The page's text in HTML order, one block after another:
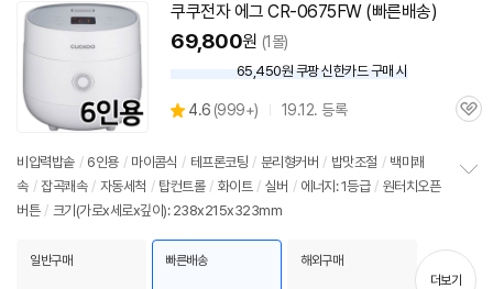
쿠쿠전자 에그 CR-0675FW (빠른배송)
69,800원 (1몰)
할
가
65,450원 쿠팡 신한카드 구매 시
별
4.6 (상
리
뷰
999+) 19.12. 등록
관
비압력밥솥 / 6인용 / 마이콤식 / 테프론코팅 / 분리형커버 / 밥맛조절 / 백미쾌
속 / 잡곡쾌속 / 자동세척 / 탑컨트롤 / 화이트 / 실버 / 에너지: 1등급 / 원터치오픈
버튼 / 크기(가로x세로x깊이): 238x215x323mm
기
일반구매 빠른배송 해외구매
더보기